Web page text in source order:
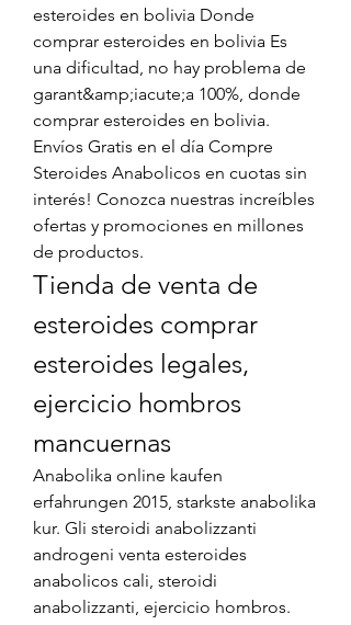
esteroides en bolivia Donde
comprar esteroides en bolivia Es
una dificultad, no hay problema de
garant&amp;iacute;a 100%, donde
comprar esteroides en bolivia.
Envíos Gratis en el día Compre
Steroides Anabolicos en cuotas sin
interés! Conozca nuestras increíbles
ofertas y promociones en millones
de productos.
Tienda de venta de
esteroides comprar
esteroides legales,
ejercicio hombros
mancuernas
Anabolika online kaufen
erfahrungen 2015, starkste anabolika
kur. Gli steroidi anabolizzanti
androgeni venta esteroides
anabolicos cali, steroidi
anabolizzanti, ejercicio hombros.